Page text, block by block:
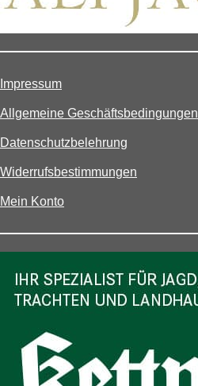
Impressum
Allgemeine Geschäftsbedingungen
Datenschutzbelehrung
Widerrufsbestimmungen
Mein Konto